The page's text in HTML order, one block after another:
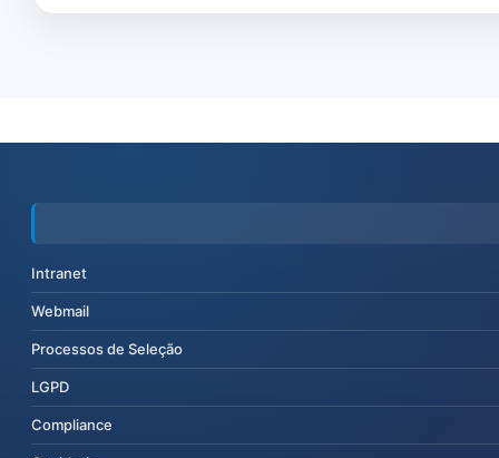
Intranet
Webmail
Processos de Seleção
LGPD
Compliance